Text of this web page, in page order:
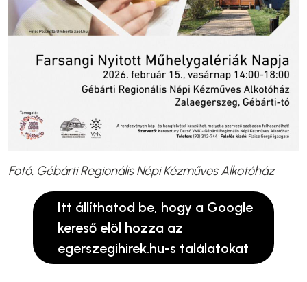
Fotó: Gébárti Regionális Népi Kézműves Alkotóház
Itt állíthatod be, hogy a Google
kereső elöl hozza az
egerszegihirek.hu-s találatokat